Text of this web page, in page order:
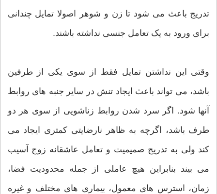
تدریج باعث می شود تا زن و شوهر اصولا تمایل چندانی
برای ورود به یک تعامل جنسی نداشته باشند.
وقتی این نداشتن تمایل فقط از سوی یکی از طرفین
باشد، می تواند باعث ایجاد تنش در سایر جنبه های روابط
آنها شود. اگر سرد شدن روابط زناشویی از سوی هر دو
طرف باشد، اگرچه به ظاهر نارضایتی کمتری ایجاد می
کند ولی به تدریج صمیمیت و تعامل عاشقانه زوج آسیب
می بیند بنابراین هیچ عاملی از جمله محدودیت فضا،
زمان، استرس های معمول، بیماری های مختلف و غیره